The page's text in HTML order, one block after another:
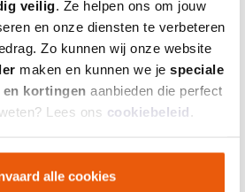
veilig. Ze helpen ons om jouw
en onze diensten te verbeteren
Zo kunnen wij onze website
maken en kunnen we je speciale
kortingen aanbieden die perfect
Lees ons cookiebeleid .
alle cookies